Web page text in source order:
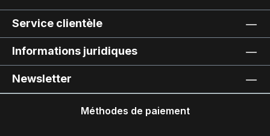
Service clientèle
Informations juridiques
Newsletter
Méthodes de paiement